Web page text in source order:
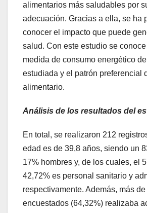
alimentarios más saludables por
adecuación. Gracias a ella, se ha
conocer el impacto que puede
salud. Con este estudio se
medida de consumo energético
estudiada y el patrón preferencial
alimentario.
Análisis de los resultados del
En total, se realizaron 212
edad es de 39,8 años, siendo un
17% hombres y, de los cuales, el
42,72% es personal sanitario y
respectivamente. Además, más
encuestados (64,32%) realizaba